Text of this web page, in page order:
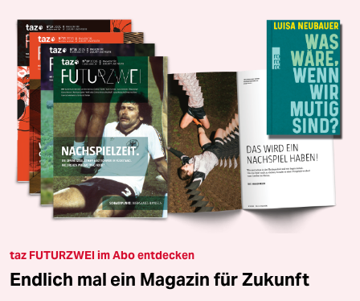
taz FUTURZWEI im Abo entdecken
Endlich mal ein Magazin für Zukunft